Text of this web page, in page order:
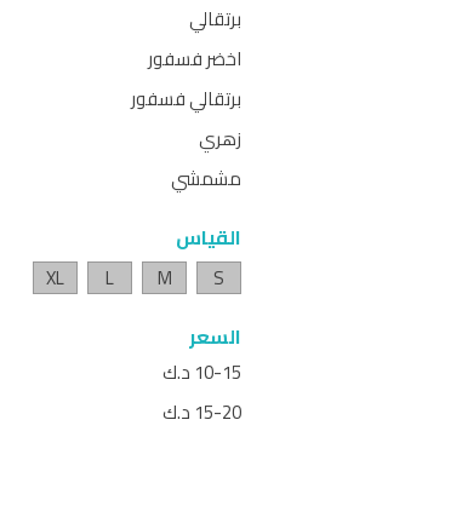
برتقالي
اخضر فسفور
برتقالي فسفور
زهري
مشمشي
القياس
S
M
L
XL
السعر
10-15 د.ك
15-20 د.ك